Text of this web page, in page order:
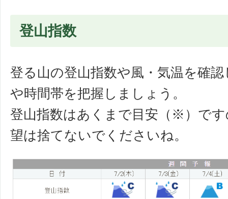
登山指数
登る山の登山指数や風・気温を確
や時間帯を把握しましょう。
登山指数はあくまで目安（※）で
望は捨てないでくださいね。